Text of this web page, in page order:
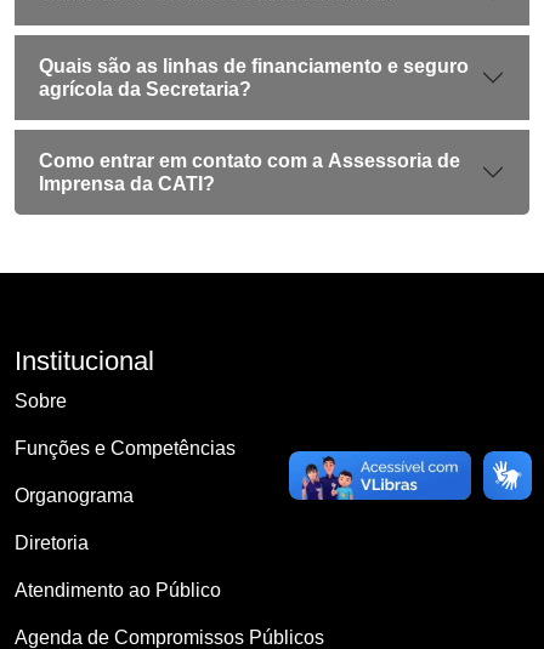
Quais são as linhas de financiamento e seguro
agrícola da Secretaria?
Como entrar em contato com a Assessoria de
Imprensa da CATI?
Institucional
Sobre
Funções e Competências
Organograma
Diretoria
Atendimento ao Público
Agenda de Compromissos Públicos